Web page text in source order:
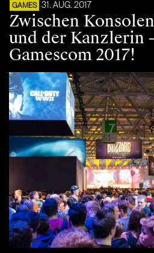
GAMES 31. AUG. 2017
Zwischen
und der Kanzlerin
Gamescom 2017!